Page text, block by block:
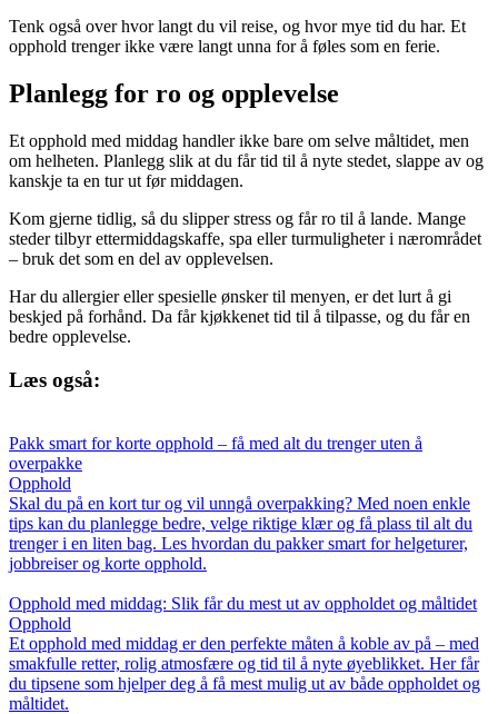
Tenk også over hvor langt du vil reise, og hvor mye tid du har. Et
opphold trenger ikke være langt unna for å føles som en ferie.
Planlegg for ro og opplevelse
Et opphold med middag handler ikke bare om selve måltidet, men
om helheten. Planlegg slik at du får tid til å nyte stedet, slappe av og
kanskje ta en tur ut før middagen.
Kom gjerne tidlig, så du slipper stress og får ro til å lande. Mange
steder tilbyr ettermiddagskaffe, spa eller turmuligheter i nærområdet
– bruk det som en del av opplevelsen.
Har du allergier eller spesielle ønsker til menyen, er det lurt å gi
beskjed på forhånd. Da får kjøkkenet tid til å tilpasse, og du får en
bedre opplevelse.
Læs også:
Pakk smart for korte opphold – få med alt du trenger uten å
overpakke
Opphold
Skal du på en kort tur og vil unngå overpakking? Med noen enkle
tips kan du planlegge bedre, velge riktige klær og få plass til alt du
trenger i en liten bag. Les hvordan du pakker smart for helgeturer,
jobbreiser og korte opphold.
Opphold med middag: Slik får du mest ut av oppholdet og måltidet
Opphold
Et opphold med middag er den perfekte måten å koble av på – med
smakfulle retter, rolig atmosfære og tid til å nyte øyeblikket. Her får
du tipsene som hjelper deg å få mest mulig ut av både oppholdet og
måltidet.